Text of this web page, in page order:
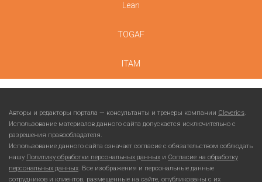
Lean
TOGAF
ITAM
Авторы и редакторы портала — консультанты и тренеры компании Cleverics.
Использование материалов данного сайта допускается исключительно с
разрешения правообладателя.
Использование данного сайта означает согласие с обязательством соблюдать
нашу Политику обработки персональных данных и Согласие на обработку
персональных данных. Все изображения и персональные данные
сотрудников и клиентов, размещенные на сайте, опубликованы с их